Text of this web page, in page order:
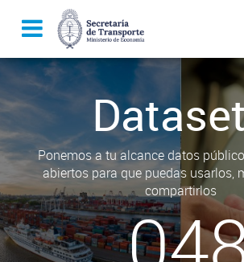
Ponemos a tu alcance datos
abiertos para que puedas usarlos,
compartirlos